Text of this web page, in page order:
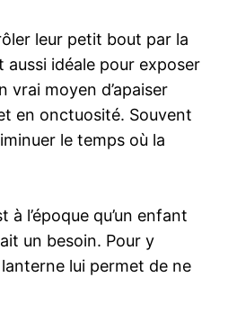
leur petit bout par la
idéale pour exposer
moyen d’apaiser
en onctuosité. Souvent
le temps où la
l’époque qu’un enfant
un besoin. Pour y
lui permet de ne